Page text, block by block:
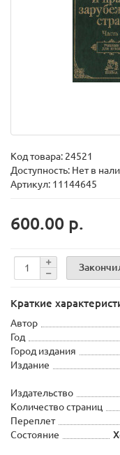
Код товара: 24521
Доступность: Нет в
Артикул: 11144645
600.00 р.
Краткие
Автор
Год
Город издания
Издание
Издательство
Количество страниц
Переплет
Состояние